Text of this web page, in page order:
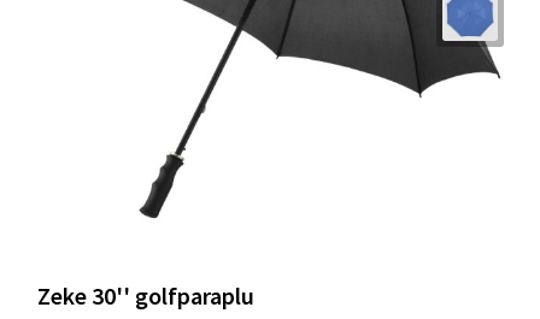
Zeke 30'' golfparaplu